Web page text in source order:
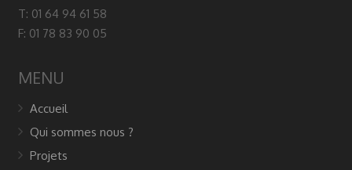
T: 01 64 94 61 58
F: 01 78 83 90 05
MENU
Accueil
Qui sommes nous ?
Projets